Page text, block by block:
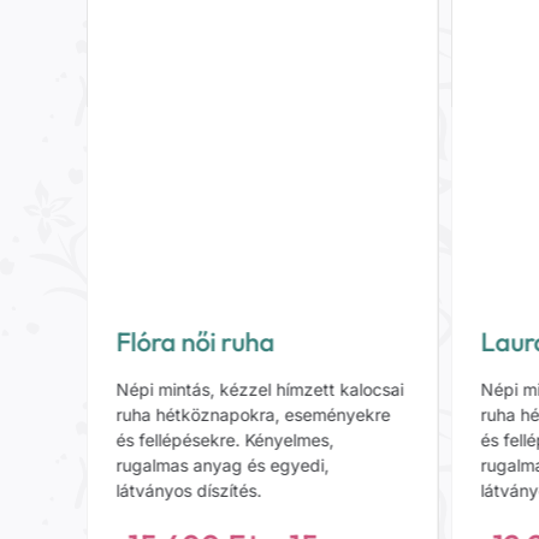
Flóra női ruha
Népi mintás, kézzel hímzett kalocsai
ruha hétköznapokra, eseményekre
és fellépésekre. Kényelmes,
rugalmas anyag és egyedi,
látványos díszítés.
Népi
ruha
és